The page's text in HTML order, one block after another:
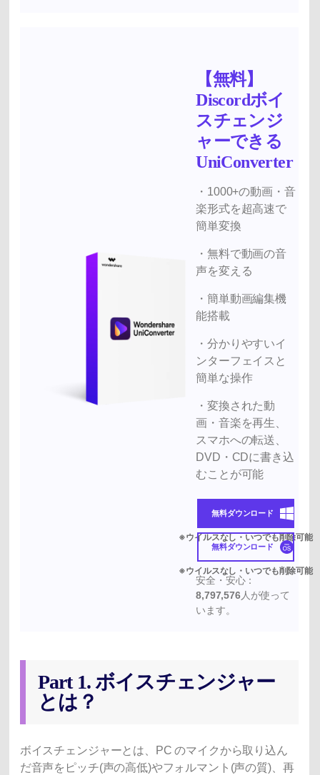
【無料】
Discordボイ
スチェンジ
ャーできる
UniConverter
・1000+の動画・音
楽形式を超高速で
簡単変換
・無料で動画の音
声を変える
・簡単動画編集機
能搭載
・分かりやすいイ
ンターフェイスと
簡単な操作
・変換された動
画・音楽を再生、
スマホへの転送、
DVD・CDに書き込
むことが可能
無料ダウンロード
無料ダウンロード
安全・安心：
8,797,576人が使って
います。
Part 1. ボイスチェンジャー
とは？
ボイスチェンジャーとは、PC のマイクから取り込ん
だ音声をピッチ(声の高低)やフォルマント(声の質)、再